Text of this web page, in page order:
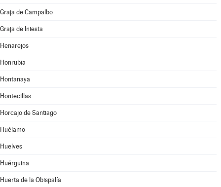
Graja de Campalbo
Graja de Iniesta
Henarejos
Honrubia
Hontanaya
Hontecillas
Horcajo de Santiago
Huélamo
Huelves
Huérguina
Huerta de la Obispalía